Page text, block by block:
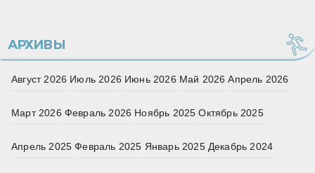
АРХИВЫ
Август 2026 Июль 2026 Июнь 2026 Май 2026 Апрель 2026
Март 2026 Февраль 2026 Ноябрь 2025 Октябрь 2025
Апрель 2025 Февраль 2025 Январь 2025 Декабрь 2024